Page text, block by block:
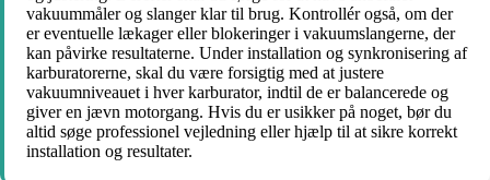
vakuummåler og slanger klar til brug. Kontrollér også, om der
er eventuelle lækager eller blokeringer i vakuumslangerne, der
kan påvirke resultaterne. Under installation og synkronisering af
karburatorerne, skal du være forsigtig med at justere
vakuumniveauet i hver karburator, indtil de er balancerede og
giver en jævn motorgang. Hvis du er usikker på noget, bør du
altid søge professionel vejledning eller hjælp til at sikre korrekt
installation og resultater.